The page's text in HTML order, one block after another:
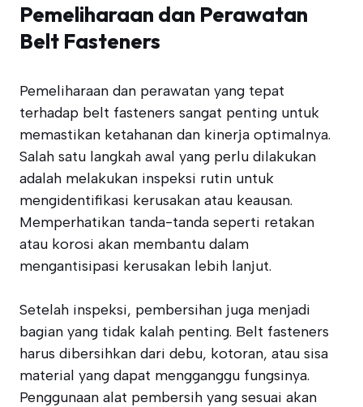
Pemeliharaan dan Perawatan
Belt Fasteners
Pemeliharaan dan perawatan yang tepat
terhadap belt fasteners sangat penting untuk
memastikan ketahanan dan kinerja optimalnya.
Salah satu langkah awal yang perlu dilakukan
adalah melakukan inspeksi rutin untuk
mengidentifikasi kerusakan atau keausan.
Memperhatikan tanda-tanda seperti retakan
atau korosi akan membantu dalam
mengantisipasi kerusakan lebih lanjut.
Setelah inspeksi, pembersihan juga menjadi
bagian yang tidak kalah penting. Belt fasteners
harus dibersihkan dari debu, kotoran, atau sisa
material yang dapat mengganggu fungsinya.
Penggunaan alat pembersih yang sesuai akan